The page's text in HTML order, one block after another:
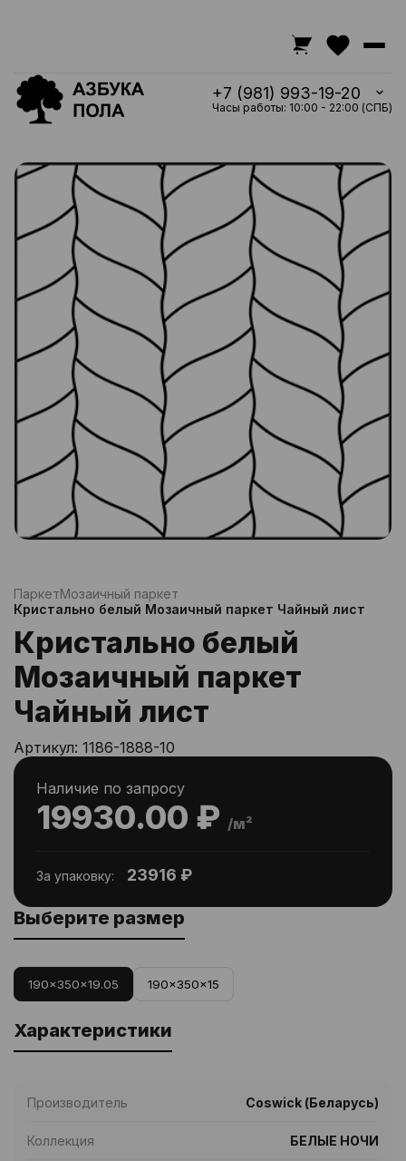
+7 (981) 993-19-20
Часы работы: 10:00 - 22:00 (СПБ)
ПаркетМозаичный паркет
Кристально белый Мозаичный паркет Чайный лист
Кристально белый
Мозаичный паркет
Чайный лист
Артикул: 1186-1888-10
19930.00 ₽ /м²
Наличие по запросу
За упаковку: 23916 ₽
Выберите размер
190x350x19.05 190x350x15
Характеристики
Производитель Coswick (Беларусь)
Коллекция БЕЛЫЕ НОЧИ